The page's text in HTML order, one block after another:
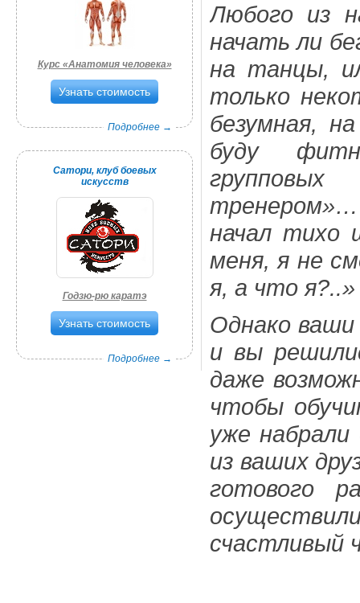
Курс «Анатомия человека»
Узнать стоимость
Подробнее →
Сатори, клуб боевых
искусств
Годзю-рю каратэ
Узнать стоимость
Подробнее →
Любого из
начать ли
на танцы,
только
безумная,
буду
начал тихо
меня, я не
я, а что я?..»
Однако
и вы
даже
чтобы
уже
из ваших
готового
счастливый